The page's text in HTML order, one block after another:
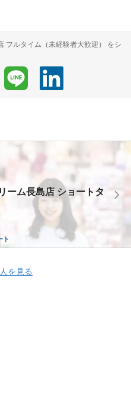
フルタイム（未経験者大歓迎） をシ
ーム長島店 ショートタ
ト
を見る